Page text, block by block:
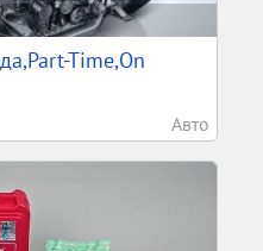
Time,On
Авто